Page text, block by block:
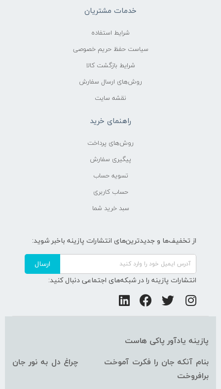
خدمات مشتریان
شرایط استفاده
سیاست حفظ حریم خصوصی
شرایط بازگشت کالا
روش‌های ارسال سفارش
نقشه سایت
راهنمای خرید
روش‌های پرداخت
پیگیری سفارش
تسویه حساب
حساب کاربری
سبد خرید شما
از تخفیف‌ها و جدیدترین‌های انتشارات پازینه باخبر شوید:
ارسال
انتشارات پازینه را در شبکه‌های اجتماعی دنبال کنید:
پازینه یادآور پاکی هاست
بنام آنکه جان را فکرت آموخت چراغ دل به نور جان
برافروخت